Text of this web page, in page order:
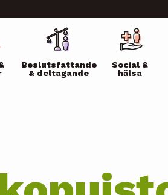
Beslutsfattande
& deltagande
Social &
hälsa